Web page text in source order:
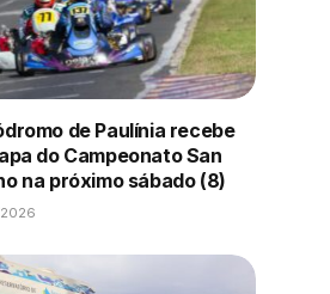
de Paulínia recebe
do Campeonato San
na próximo sábado (8)